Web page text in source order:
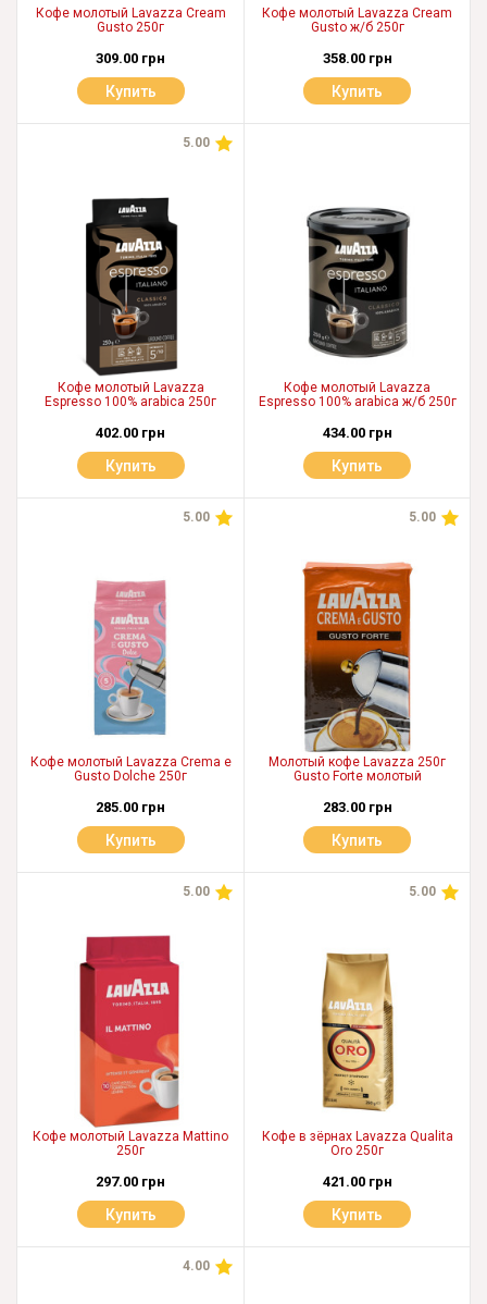
Кофе молотый Lavazza Cream
Gusto 250г
309.00 грн
Купить
Кофе молотый Lavazza Cream
Gusto ж/б 250г
358.00 грн
Купить
5.00
Кофе молотый Lavazza
Espresso 100% arabica 250г
402.00 грн
Купить
Кофе молотый Lavazza
Espresso 100% arabica ж/б 250г
434.00 грн
Купить
5.00
Кофе молотый Lavazza Crema e
Gusto Dolche 250г
285.00 грн
Купить
5.00
Молотый кофе Lavazza 250г
Gusto Forte молотый
283.00 грн
Купить
5.00
Кофе молотый Lavazza Mattino
250г
297.00 грн
Купить
5.00
Кофе в зёрнах Lavazza Qualita
Oro 250г
421.00 грн
Купить
4.00